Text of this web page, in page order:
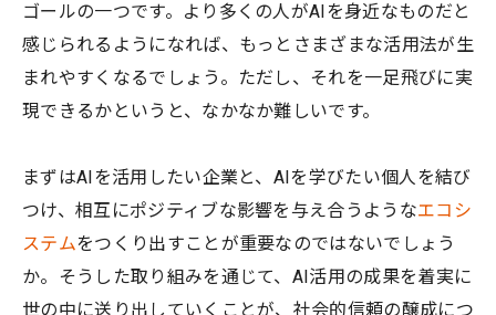
ゴールの一つです。より多くの人がAIを身近なものだと
感じられるようになれば、もっとさまざまな活用法が生
まれやすくなるでしょう。ただし、それを一足飛びに実
現できるかというと、なかなか難しいです。
まずはAIを活用したい企業と、AIを学びたい個人を結び
つけ、相互にポジティブな影響を与え合うようなエコシ
ステムをつくり出すことが重要なのではないでしょう
か。そうした取り組みを通じて、AI活用の成果を着実に
世の中に送り出していくことが、社会的信頼の醸成につ